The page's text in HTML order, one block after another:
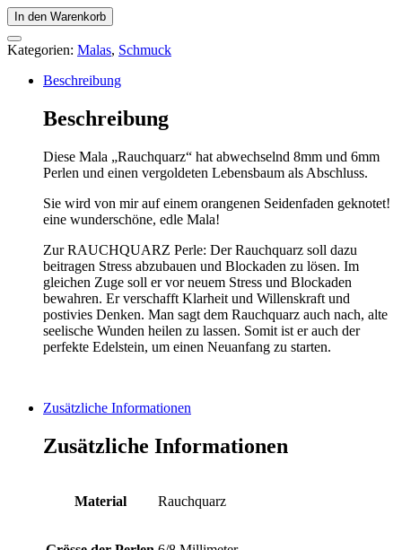
Mala
"RAUCHQUARZ",
6/8
Menge
In den Warenkorb
Kategorien: Malas, Schmuck
Beschreibung
Beschreibung
Diese Mala „Rauchquarz“ hat abwechselnd 8mm und 6mm
Perlen und einen vergoldeten Lebensbaum als Abschluss.
Sie wird von mir auf einem orangenen Seidenfaden geknotet!
eine wunderschöne, edle Mala!
Zur RAUCHQUARZ Perle: Der Rauchquarz soll dazu
beitragen Stress abzubauen und Blockaden zu lösen. Im
gleichen Zuge soll er vor neuem Stress und Blockaden
bewahren. Er verschafft Klarheit und Willenskraft und
postivies Denken. Man sagt dem Rauchquarz auch nach, alte
seelische Wunden heilen zu lassen. Somit ist er auch der
perfekte Edelstein, um einen Neuanfang zu starten.
Zusätzliche Informationen
Zusätzliche Informationen
Material Rauchquarz